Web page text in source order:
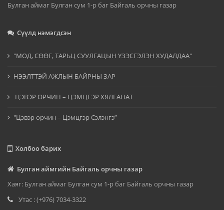
Булган аймаг Булган сум 1-р баг Байгаль орчны газар
Сүүлд нэмэгдсэн
"МОД, СӨӨГ, ТАРЬЦ СУУЛГАЦЫН ҮЗЭСГЭЛЭН ХУДАЛДАА"
НЭЭЛТТЭЙ АЖЛЫН БАЙРНЫ ЗАР
ЦЭВЭР ОРЧИН – ЦЭМЦГЭР ХЯЛГАНАТ
"Цэвэр орчин – Цэмцгэр Сэлэнгэ”
Холбоо барих
Булган аймгийн Байгаль орчны газар
Хаяг: Булган аймаг Булган сум 1-р баг Байгаль орчны газар
Утас : (+976) 7034-3322